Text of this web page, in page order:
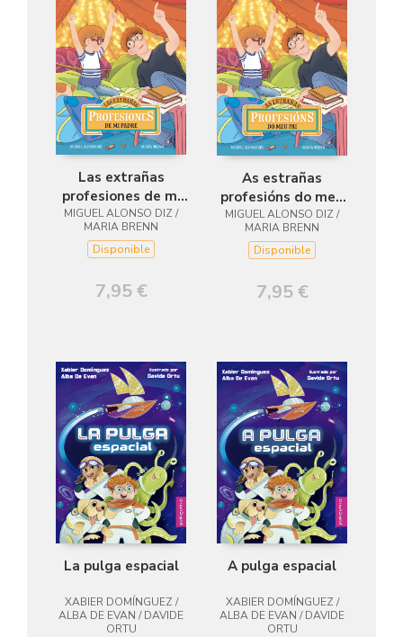
Las extrañas
profesiones de mi
padre
MIGUEL ALONSO DIZ /
MARIA BRENN
Disponible
7,95 €
As estrañas
profesións do meu
pai
MIGUEL ALONSO DIZ /
MARIA BRENN
Disponible
7,95 €
La pulga espacial
XABIER DOMÍNGUEZ /
ALBA DE EVAN / DAVIDE
ORTU
A pulga espacial
XABIER DOMÍNGUEZ /
ALBA DE EVAN / DAVIDE
ORTU